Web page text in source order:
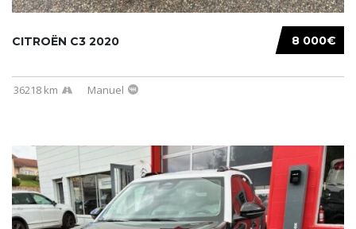
8 000€
CITROËN C3 2020
36218 km Manuel